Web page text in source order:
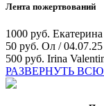
Лента пожертвований
1000 руб.
50 руб. Ол / 04.07.25
500 руб. Irina
РАЗВЕРНУТЬ